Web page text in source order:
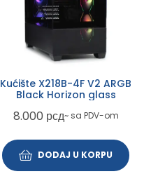
Kućište X218B-4F V2 ARGB
Black Horizon glass
8.000 рсд~ sa PDV-om
DODAJ U KORPU